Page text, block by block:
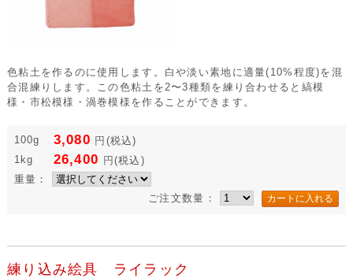
色粘土を作るのに使用します。白や淡い素地に適量(10%程度)を混
合混練りします。この色粘土を2〜3種類を練り合わせると縞模
様・市松模様・渦巻模様を作ることができます。
100g 3,080 円 (税込)
1kg
26,400 円 (税込)
重量：
ご注文数量：
練り込み絵具 ライラック